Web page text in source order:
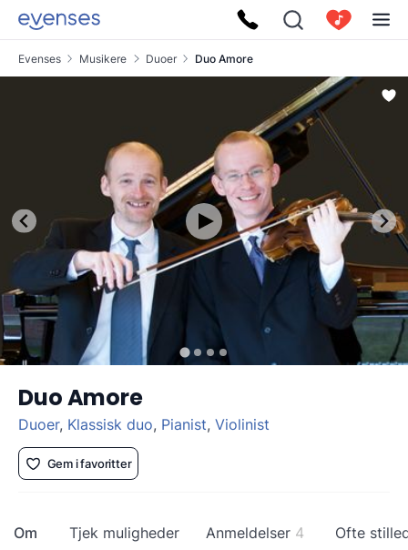
Evenses Musikere Duoer Duo Amore
Duo Amore
Duoer, Klassisk duo, Pianist, Violinist
Gem i favoritter
Om Tjek muligheder Anmeldelser 4 Ofte